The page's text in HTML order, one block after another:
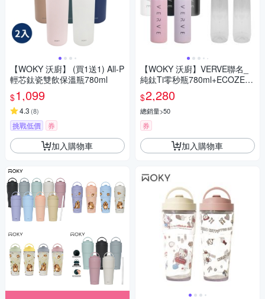
【WOKY 沃廚】 (買1送1) All-P
輕芯鈦瓷雙飲保溫瓶780ml
$1,099
4.3 (8)
挑戰低價 券
加入購物車
【WOKY 沃廚】VERVE聯名_
純鈦Ti零秒瓶780ml+ECOZEN
透明瓶800ml
$2,280
總銷量>50
券
加入購物車